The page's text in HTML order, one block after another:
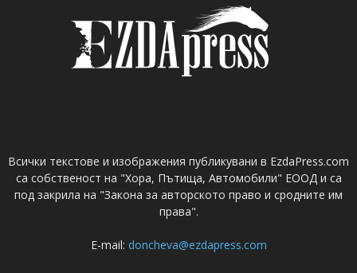
Всички текстове и изображения публикувани в EzdaPress.com
са собственост на "Хора, Пътища, Автомобили" ЕООД и са
под закрила на "Закона за авторското право и сродните им
права".
E-mail: doncheva@ezdapress.com